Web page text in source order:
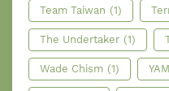
Team Taiwan (1)
The Undertaker (1)
Wade Chism (1)